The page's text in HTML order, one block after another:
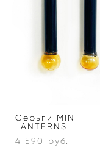
Серьги MINI
LANTERNS
4 590 pуб.